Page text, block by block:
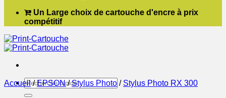
Un Large choix de cartouche d'encre à prix
compétitif
Recherche
pour :
Accueil / EPSON / Stylus Photo / Stylus Photo RX 300